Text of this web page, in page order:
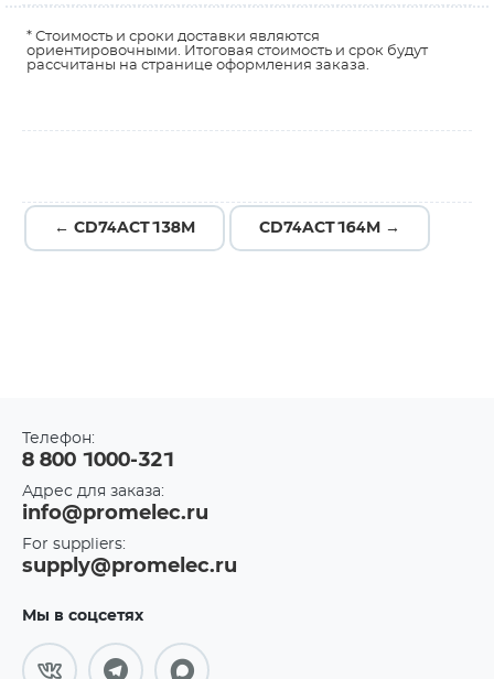
* Стоимость и сроки доставки являются
ориентировочными. Итоговая стоимость и срок будут
рассчитаны на странице оформления заказа.
← CD74ACT138M CD74ACT164M →
Телефон:
8 800 1000-321
Адрес для заказа:
info@promelec.ru
For suppliers:
supply@promelec.ru
Мы в соцсетях